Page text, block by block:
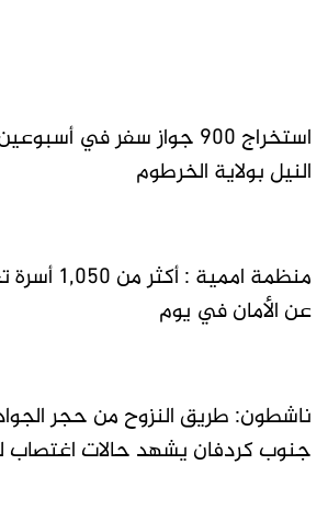
استخراج 900 جواز سفر في
النيل بولاية الخرطوم
منظمة اممية
عن الأمان في يوم
ناشطون: طريق النزوح من حجر الجواد
جنوب كردفان يشهد حالات اغتصاب